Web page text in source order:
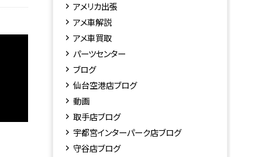
アメリカ出張
アメ車解説
アメ車買取
パーツセンター
ブログ
仙台空港店ブログ
動画
取手店ブログ
宇都宮インターパーク店ブログ
守谷店ブログ